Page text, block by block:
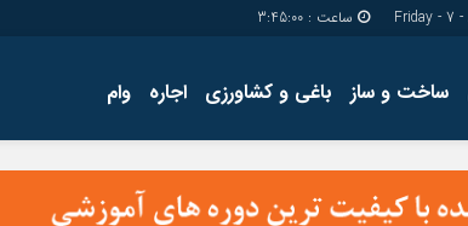
ساعت : 3:45:01
ساخت و ساز باغی و کشاورزی اجاره وام
دسترسی سریع
تماس با ما
پیوندها
گروه اجتماعی